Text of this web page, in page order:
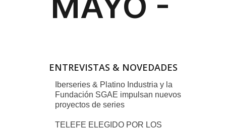
ENTREVISTAS & NOVEDADES
Iberseries & Platino Industria y la
Fundación SGAE impulsan nuevos
proyectos de series
TELEFE ELEGIDO POR LOS